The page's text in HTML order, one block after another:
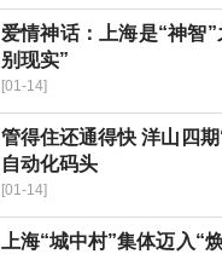
爱情神话：上海是“神智
别现实”
[01-14]
管得住还通得快 洋山四
自动化码头
[01-14]
上海“城中村”集体迈入“